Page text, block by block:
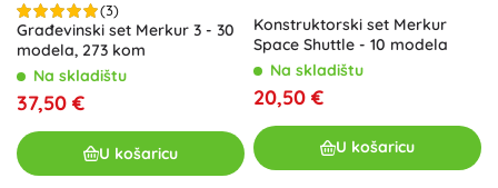
(3)
Građevinski set Merkur 3 - 30
modela, 273 kom
Na skladištu
37,50 €
U košaricu
Konstruktorski set Merkur
Space Shuttle - 10 modela
Na skladištu
20,50 €
U košaricu